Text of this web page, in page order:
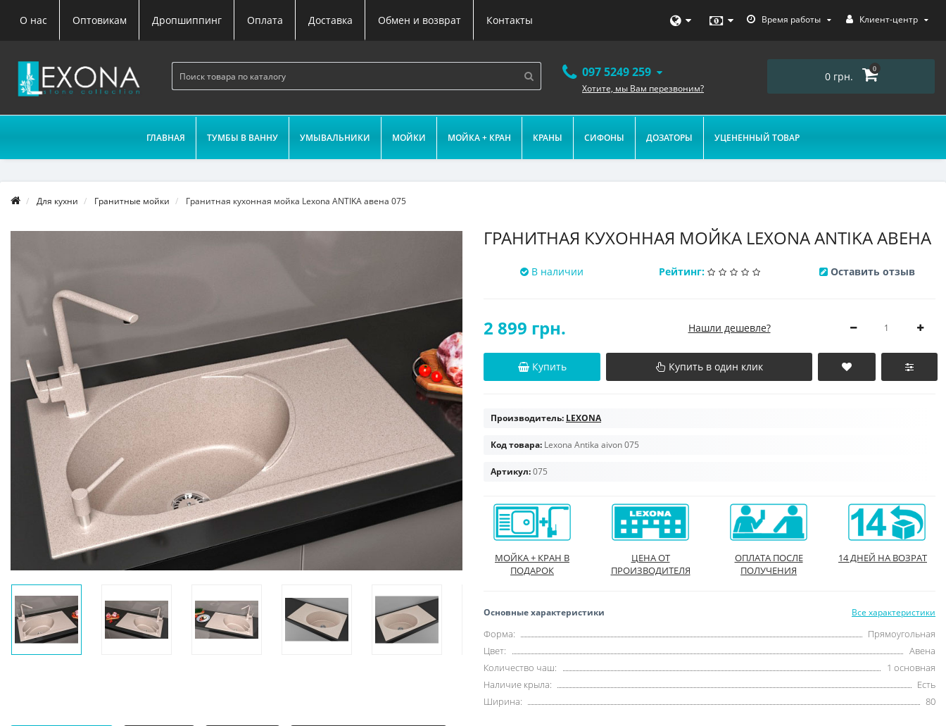
О нас Оптовикам Дропшиппинг Оплата Доставка Обмен и возврат Контакты Время работы Клиент-центр
097 5249 259
Хотите, мы Вам перезвоним?
0 грн.
0
ГЛАВНАЯ ТУМБЫ В ВАННУ УМЫВАЛЬНИКИ МОЙКИ МОЙКА + КРАН КРАНЫ СИФОНЫ ДОЗАТОРЫ УЦЕНЕННЫЙ ТОВАР
Для кухни Гранитные мойки Гранитная кухонная мойка Lexona ANTIKA авена 075
ГРАНИТНАЯ КУХОННАЯ МОЙКА LEXONA ANTIKA АВЕНА
В наличии Рейтинг: Оставить отзыв
2 899 грн. Нашли дешевле?
Купить Купить в один клик
Производитель: LEXONA
Код товара: Lexona Antika aivon 075
Артикул:075
МОЙКА + КРАН В
ПОДАРОК
ЦЕНА ОТ
ПРОИЗВОДИТЕЛЯ
ОПЛАТА ПОСЛЕ
ПОЛУЧЕНИЯ
14 ДНЕЙ НА ВОЗРАТ
Основные характеристики Все характеристики
Форма:
Прямоугольная
Цвет:
Авена
Количество чаш:
1 основная
Наличие крыла:
Есть
Ширина:
80